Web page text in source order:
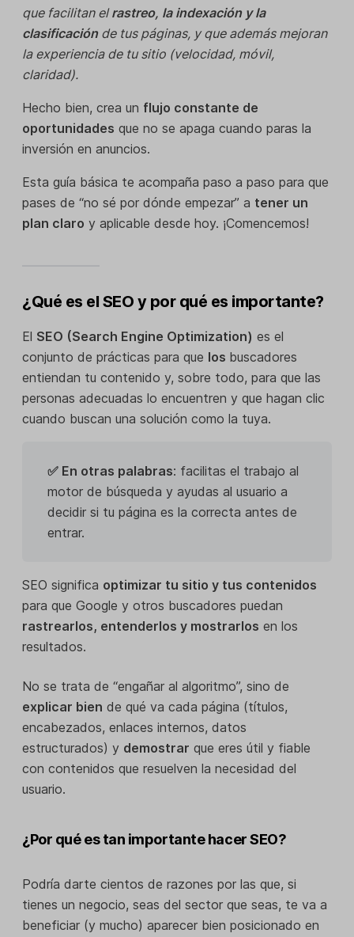
que facilitan elrastreo, la indexación y la
clasificaciónde tus páginas, y que además mejoran
la experiencia de tu sitio (velocidad, móvil,
claridad).
Hecho bien, crea un flujo constante de
oportunidades que no se apaga cuando paras la
inversión en anuncios.
Esta guía básica te acompaña paso a paso para que
pases de “no sé por dónde empezar” a tener un
plan claro y aplicable desde hoy. ¡Comencemos!
¿Qué es el SEO y por qué es importante?
El SEO (Search Engine Optimization) es el
conjunto de prácticas para que los buscadores
entiendan tu contenido y, sobre todo, para que las
personas adecuadas lo encuentren y que hagan clic
cuando buscan una solución como la tuya.
✅ En otras palabras: facilitas el trabajo al
motor de búsqueda y ayudas al usuario a
decidir si tu página es la correcta antes de
entrar.
SEO significa optimizar tu sitio y tus contenidos
para que Google y otros buscadores puedan
rastrearlos, entenderlos y mostrarlos en los
resultados.
No se trata de “engañar al algoritmo”, sino de
explicar bien de qué va cada página (títulos,
encabezados, enlaces internos, datos
estructurados) y demostrar que eres útil y fiable
con contenidos que resuelven la necesidad del
usuario.
¿Por qué es tan importante hacer SEO?
Podría darte cientos de razones por las que, si
tienes un negocio, seas del sector que seas, te va a
beneficiar (y mucho) aparecer bien posicionado en